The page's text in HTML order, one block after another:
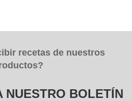
recetas de nuestros
NUESTRO BOLETÍN